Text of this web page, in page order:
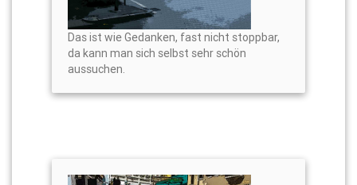
Das ist wie Gedanken, fast nicht stoppbar,
da kann man sich selbst sehr schön
aussuchen.